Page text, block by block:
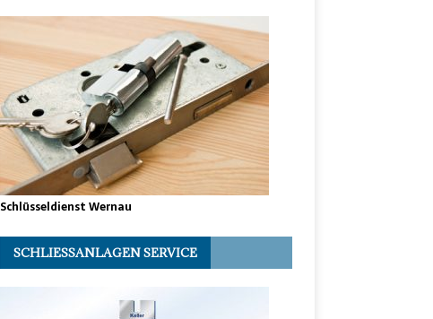
Schlüsseldienst Wernau
SCHLIESSANLAGEN SERVICE